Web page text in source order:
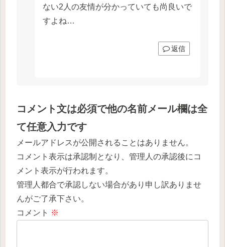
ない2人の友情が分かっていても尚良いで
すよね…
返信
コメント文は必須で他の名前メール欄は全
て任意入力です
メールアドレスが公開されることはありません。
コメント表示は承認制となり、管理人の承認後にコ
メント表示が行われます。
管理人都合で承認しない場合があり申し訳ありませ
んがご了承下さい。
コメント ※